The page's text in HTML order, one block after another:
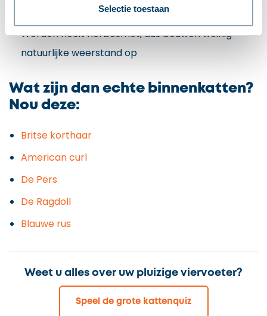
Selectie toestaan
Moeilijker op gewicht te houden
Worden nooit herbesmet, dus bouwen weinig
natuurlijke weerstand op
Wat zijn dan echte binnenkatten?
Nou deze:
Britse korthaar
American curl
De Pers
De Ragdoll
Blauwe rus
Weet u alles over uw pluizige viervoeter?
Speel de grote kattenquiz